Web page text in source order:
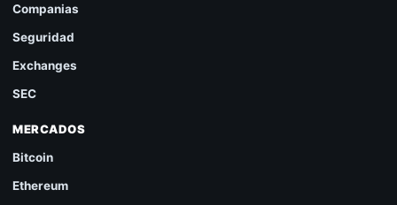
Companias
Seguridad
Exchanges
SEC
MERCADOS
Bitcoin
Ethereum